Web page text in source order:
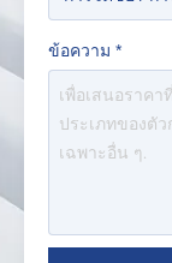
ข้อความ *